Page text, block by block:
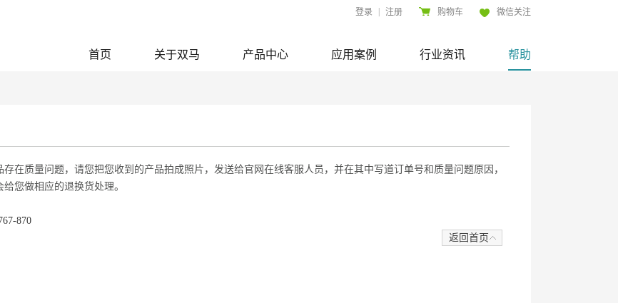
登录 注册 购物车 微信关注
首页 关于双马 产品中心 应用案例 行业资讯 帮助
存在质量问题，请您把您收到的产品拍成照片，发送给官网在线客服人员，并在其中写道订单号和质量问题原因，
您做相应的退换货处理。
870
返回首页